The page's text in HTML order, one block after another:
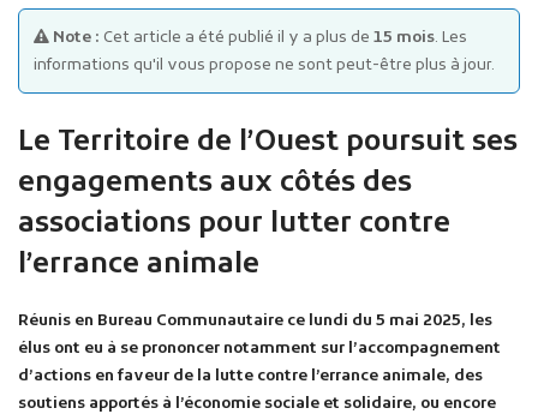
Publicité des actes
Marchés publics
Projets financés par l'Europe
Note : Cet article a été publié il y a plus de 15 mois. Les
informations qu'il vous propose ne sont peut-être plus à jour.
Le Territoire de l’Ouest poursuit ses
engagements aux côtés des
associations pour lutter contre
l’errance animale
Réunis en Bureau Communautaire ce lundi du 5 mai 2025, les
élus ont eu à se prononcer notamment sur l’accompagnement
d’actions en faveur de la lutte contre l’errance animale, des
soutiens apportés à l’économie sociale et solidaire, ou encore